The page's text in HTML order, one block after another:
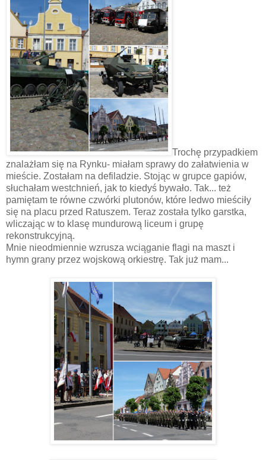
Trochę przypadkiem
znalażłam się na Rynku- miałam sprawy do załatwienia w
mieście. Zostałam na defiladzie. Stojąc w grupce gapiów,
słuchałam westchnień, jak to kiedyś bywało. Tak... też
pamiętam te równe czwórki plutonów, które ledwo mieściły
się na placu przed Ratuszem. Teraz została tylko garstka,
wliczając w to klasę mundurową liceum i grupę
rekonstrukcyjną.
Mnie nieodmiennie wzrusza wciąganie flagi na maszt i
hymn grany przez wojskową orkiestrę. Tak już mam...